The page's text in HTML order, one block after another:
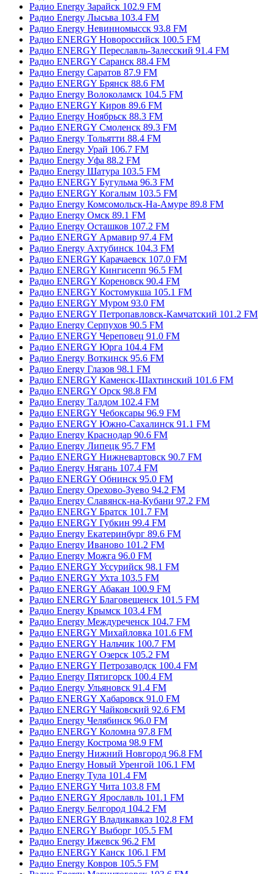
Радио Energy Зарайск 102.9 FM
Радио Energy Лысьва 103.4 FM
Радио Energy Невинномысск 93.8 FM
Радио ENERGY Новороссийск 100.5 FM
Радио ENERGY Переславль-Залесский 91.4 FM
Радио ENERGY Саранск 88.4 FM
Радио Energy Саратов 87.9 FM
Радио ENERGY Брянск 88.6 FM
Радио Energy Волоколамск 104.5 FM
Радио ENERGY Киров 89.6 FM
Радио Energy Ноябрьск 88.3 FM
Радио ENERGY Смоленск 89.3 FM
Радио Energy Тольятти 88.4 FM
Радио Energy Урай 106.7 FM
Радио Energy Уфа 88.2 FM
Радио Energy Шатура 103.5 FM
Радио ENERGY Бугульма 96.3 FM
Радио ENERGY Когалым 103.5 FM
Радио Energy Комсомольск-На-Амуре 89.8 FM
Радио Energy Омск 89.1 FM
Радио Energy Осташков 107.2 FM
Радио ENERGY Армавир 97.4 FM
Радио Energy Ахтубинск 104.3 FM
Радио ENERGY Карачаевск 107.0 FM
Радио ENERGY Кингисепп 96.5 FM
Радио ENERGY Кореновск 90.4 FM
Радио ENERGY Костомукша 105.1 FM
Радио ENERGY Муром 93.0 FM
Радио ENERGY Петропавловск-Камчатский 101.2 FM
Радио Energy Серпухов 90.5 FM
Радио ENERGY Череповец 91.0 FM
Радио ENERGY Юрга 104.4 FM
Радио Energy Воткинск 95.6 FM
Радио Energy Глазов 98.1 FM
Радио ENERGY Каменск-Шахтинский 101.6 FM
Радио ENERGY Орск 98.8 FM
Радио Energy Талдом 102.4 FM
Радио ENERGY Чебоксары 96.9 FM
Радио ENERGY Южно-Сахалинск 91.1 FM
Радио Energy Краснодар 90.6 FM
Радио Energy Липецк 95.7 FM
Радио ENERGY Нижневартовск 90.7 FM
Радио Energy Нягань 107.4 FM
Радио ENERGY Обнинск 95.0 FM
Радио Energy Орехово-Зуево 94.2 FM
Радио Energy Славянск-на-Кубани 97.2 FM
Радио ENERGY Братск 101.7 FM
Радио ENERGY Губкин 99.4 FM
Радио Energy Екатеринбург 89.6 FM
Радио Energy Иваново 101.2 FM
Радио Energy Можга 96.0 FM
Радио ENERGY Уссурийск 98.1 FM
Радио ENERGY Ухта 103.5 FM
Радио ENERGY Абакан 100.9 FM
Радио ENERGY Благовещенск 101.5 FM
Радио Energy Крымск 103.4 FM
Радио Energy Междуреченск 104.7 FM
Радио ENERGY Михайловка 101.6 FM
Радио ENERGY Нальчик 100.7 FM
Радио ENERGY Озерск 105.2 FM
Радио ENERGY Петрозаводск 100.4 FM
Радио Energy Пятигорск 100.4 FM
Радио Energy Ульяновск 91.4 FM
Радио ENERGY Хабаровск 91.0 FM
Радио ENERGY Чайковский 92.6 FM
Радио Energy Челябинск 96.0 FM
Радио ENERGY Коломна 97.8 FM
Радио Energy Кострома 98.9 FM
Радио Energy Нижний Новгород 96.8 FM
Радио Energy Новый Уренгой 106.1 FM
Радио Energy Тула 101.4 FM
Радио ENERGY Чита 103.8 FM
Радио ENERGY Ярославль 101.1 FM
Радио Energy Белгород 104.2 FM
Радио ENERGY Владикавказ 102.8 FM
Радио ENERGY Выборг 105.5 FM
Радио Energy Ижевск 96.2 FM
Радио ENERGY Канск 106.1 FM
Радио Energy Ковров 105.5 FM